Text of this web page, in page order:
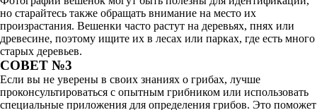
но старайтесь также обращать внимание на место их
произрастания. Вешенки часто растут на деревьях, пнях или
древесине, поэтому ищите их в лесах или парках, где есть много
старых деревьев.
СОВЕТ №3
Если вы не уверены в своих знаниях о грибах, лучше
проконсультироваться с опытным грибником или использовать
специальные приложения для определения грибов. Это поможет